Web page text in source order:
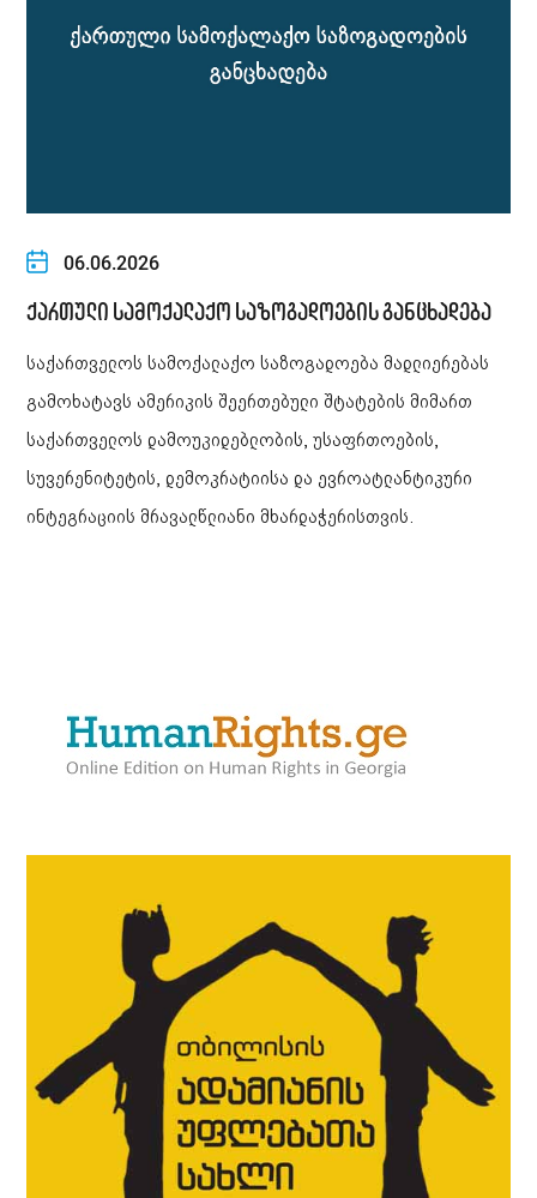
06.06.2026
ქართული სამოქალაქო საზოგადოების განცხადება
საქართველოს სამოქალაქო საზოგადოება მადლიერებას
გამოხატავს ამერიკის შეერთებული შტატების მიმართ
საქართველოს დამოუკიდებლობის, უსაფრთოების,
სუვერენიტეტის, დემოკრატიისა და ევროატლანტიკური
ინტეგრაციის მრავალწლიანი მხარდაჭერისთვის.